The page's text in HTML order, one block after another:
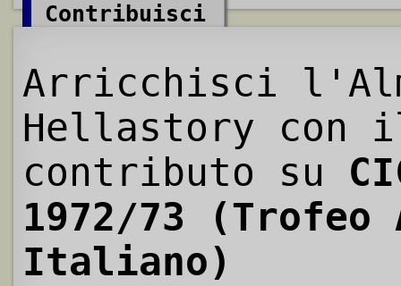
Contribuisci
Arricchisci
Hellastory con
contributo su
1972/73 (Trofeo
Italiano)